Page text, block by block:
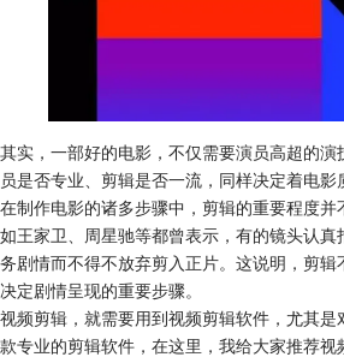
其实，一部好的电影，不仅需要演员高超的演
员是否专业、剪辑是否一流，同样决定着电影
在制作电影的诸多步骤中，剪辑的重要程度
如王家卫、周星驰等都曾表示，有的镜头认真
务剧情而不得不放弃剪入正片。这说明，剪
决定剧情呈现的重要步骤。
视频剪辑，就需要用到视频剪辑软件，尤其
款专业的剪辑软件，在这里，我给大家推荐视